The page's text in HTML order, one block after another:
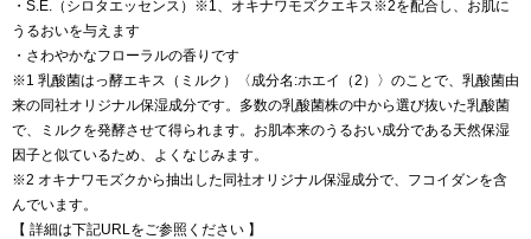
・S.E.（シロタエッセンス）※1、オキナワモズクエキス※2を配合し、お肌に
うるおいを与えます
・さわやかなフローラルの香りです
※1 乳酸菌はっ酵エキス（ミルク）〈成分名:ホエイ（2）〉のことで、乳酸菌由
来の同社オリジナル保湿成分です。多数の乳酸菌株の中から選び抜いた乳酸菌
で、ミルクを発酵させて得られます。お肌本来のうるおい成分である天然保湿
因子と似ているため、よくなじみます。
※2 オキナワモズクから抽出した同社オリジナル保湿成分で、フコイダンを含
んでいます。
【 詳細は下記URLをご参照ください 】